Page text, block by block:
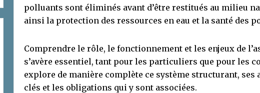
polluants sont éliminés avant d’être restitués au milieu
ainsi la protection des ressources en eau et la santé des
Comprendre le rôle, le fonctionnement et les enjeux de
s’avère essentiel, tant pour les particuliers que pour les
explore de manière complète ce système structurant, ses
clés et les obligations qui y sont associées.